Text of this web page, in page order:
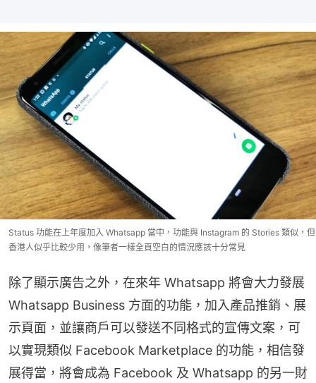
Status 功能在上年度加入 Whatsapp 當中，功能與 Instagram 的 Stories 類似，但
香港人似乎比較少用，像筆者一樣全頁空白的情況應該十分常見
除了顯示廣告之外，在來年 Whatsapp 將會大力發展
Whatsapp Business 方面的功能，加入產品推銷、展
示頁面，並讓商戶可以發送不同格式的宣傳文案，可
以實現類似 Facebook Marketplace 的功能，相信發
展得當，將會成為 Facebook 及 Whatsapp 的另一財